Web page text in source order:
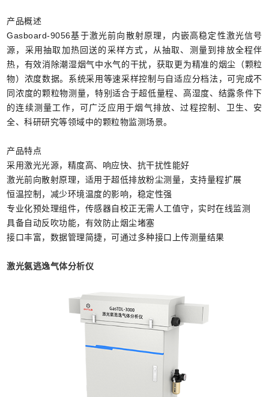
产品概述
Gasboard-9056基于激光前向散射原理，内嵌高稳定性激光信号
源，采用抽取加热回送的采样方式，从抽取、测量到排放全程伴
热，有效消除潮湿烟气中水气的干扰，获取更为精准的烟尘（颗粒
物）浓度数据。系统采用等速采样控制与自适应分档法，可完成不
同浓度的颗粒物测量，特别适合于超低量程、高湿度、结露条件下
的连续测量工作，可广泛应用于烟气排放、过程控制、卫生、安
全、科研研究等领域中的颗粒物监测场景。
产品特点
采用激光光源，精度高、响应快、抗干扰性能好
激光前向散射原理，适用于超低排放粉尘测量，支持量程扩展
恒温控制，减少环境温度的影响，稳定性强
专业化预处理组件，传感器自校正无需人工值守，实时在线监测
具备自动反吹功能，有效防止烟尘堵塞
接口丰富，数据管理简捷，可通过多种接口上传测量结果
激光氨逃逸气体分析仪